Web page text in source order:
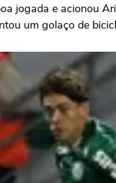
jogada e acionou
um golaço de